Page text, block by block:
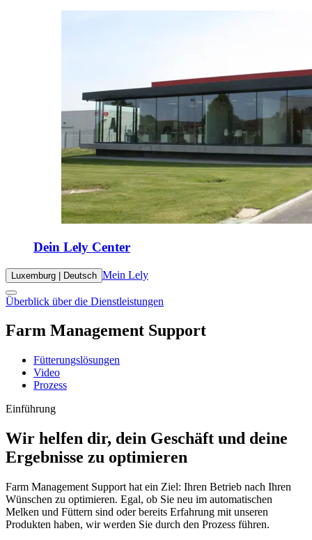
Dein Lely Center
Luxemburg | Deutsch Mein Lely
Überblick über die Dienstleistungen
Farm Management Support
Fütterungslösungen
Video
Prozess
Einführung
Wir helfen dir, dein Geschäft und deine
Ergebnisse zu optimieren
Farm Management Support hat ein Ziel: Ihren Betrieb nach Ihren
Wünschen zu optimieren. Egal, ob Sie neu im automatischen
Melken und Füttern sind oder bereits Erfahrung mit unseren
Produkten haben, wir werden Sie durch den Prozess führen.